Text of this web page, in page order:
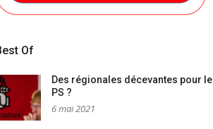
Of
Des régionales décevantes pour le
PS ?
6 mai 2021